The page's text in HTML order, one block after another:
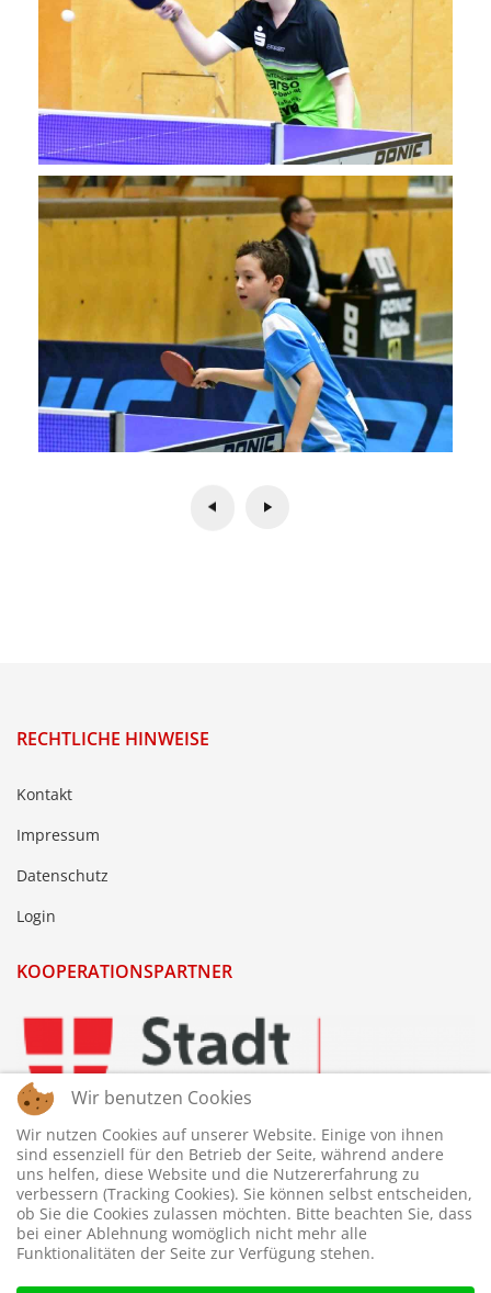
RECHTLICHE HINWEISE
Kontakt
Impressum
Datenschutz
Login
KOOPERATIONSPARTNER
Wir benutzen Cookies
Wir nutzen Cookies auf unserer Website. Einige von ihnen
sind essenziell für den Betrieb der Seite, während andere
uns helfen, diese Website und die Nutzererfahrung zu
verbessern (Tracking Cookies). Sie können selbst entscheiden,
ob Sie die Cookies zulassen möchten. Bitte beachten Sie, dass
bei einer Ablehnung womöglich nicht mehr alle
Funktionalitäten der Seite zur Verfügung stehen.